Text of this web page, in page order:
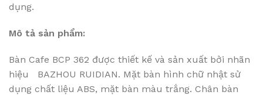
dụng.
Mô tả sản phẩm:
Bàn Cafe BCP 362 được thiết kế và sản xuất bởi nhãn
hiệu BAZHOU RUIDIAN. Mặt bàn hình chữ nhật sử
dụng chất liệu ABS, mặt bàn màu trắng. Chân bàn